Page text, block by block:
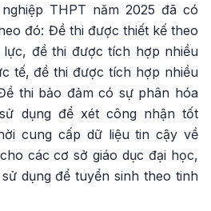
THPT năm 2025 đã có
đó: Đề thi được thiết kế theo
lực, đề thi được tích hợp nhiều
tế, đề thi được tích hợp nhiều
thi bảo đảm có sự phân hóa
dụng để xét công nhận tốt
cung cấp dữ liệu tin cậy về
các cơ sở giáo dục đại học,
dụng để tuyển sinh theo tinh